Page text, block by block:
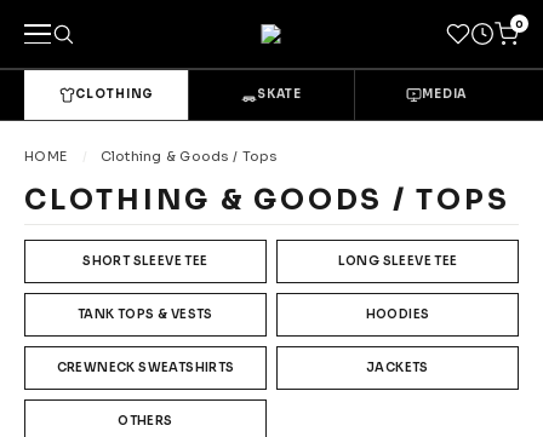
0
CLOTHING & GOODS →
CLOTHING SKATE MEDIA
HOME Clothing & Goods / Tops
CLOTHING & GOODS / TOPS
SHORT SLEEVE TEE LONG SLEEVE TEE
TANK TOPS & VESTS HOODIES
CREWNECK SWEATSHIRTS JACKETS
OTHERS